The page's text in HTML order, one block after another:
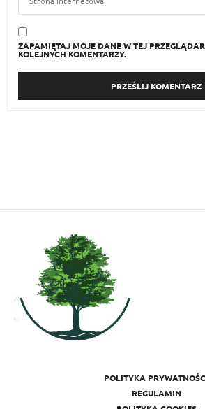
ZAPAMIĘTAJ MOJE DANE W TEJ
KOLEJNYCH KOMENTARZY.
POLITYKA
REGULAMIN